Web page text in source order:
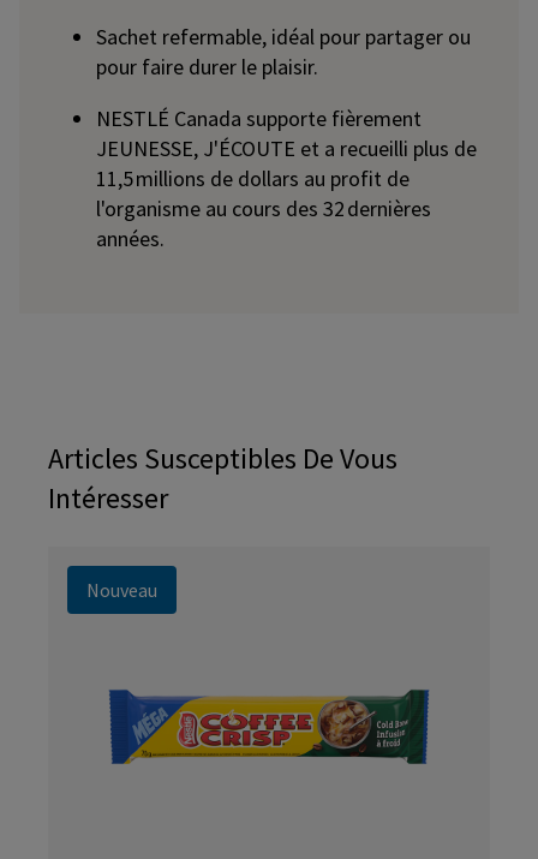
Sachet refermable, idéal pour partager ou
pour faire durer le plaisir.
NESTLÉ Canada supporte fièrement
JEUNESSE, J'ÉCOUTE et a recueilli plus de
11,5 millions de dollars au profit de
l'organisme au cours des 32 dernières
années.
Articles Susceptibles De Vous
Intéresser
Nouveau